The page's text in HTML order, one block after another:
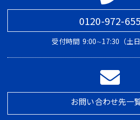
0120-972-655
受付時間 9:00∼17:30（土日
お問い合わせ先一